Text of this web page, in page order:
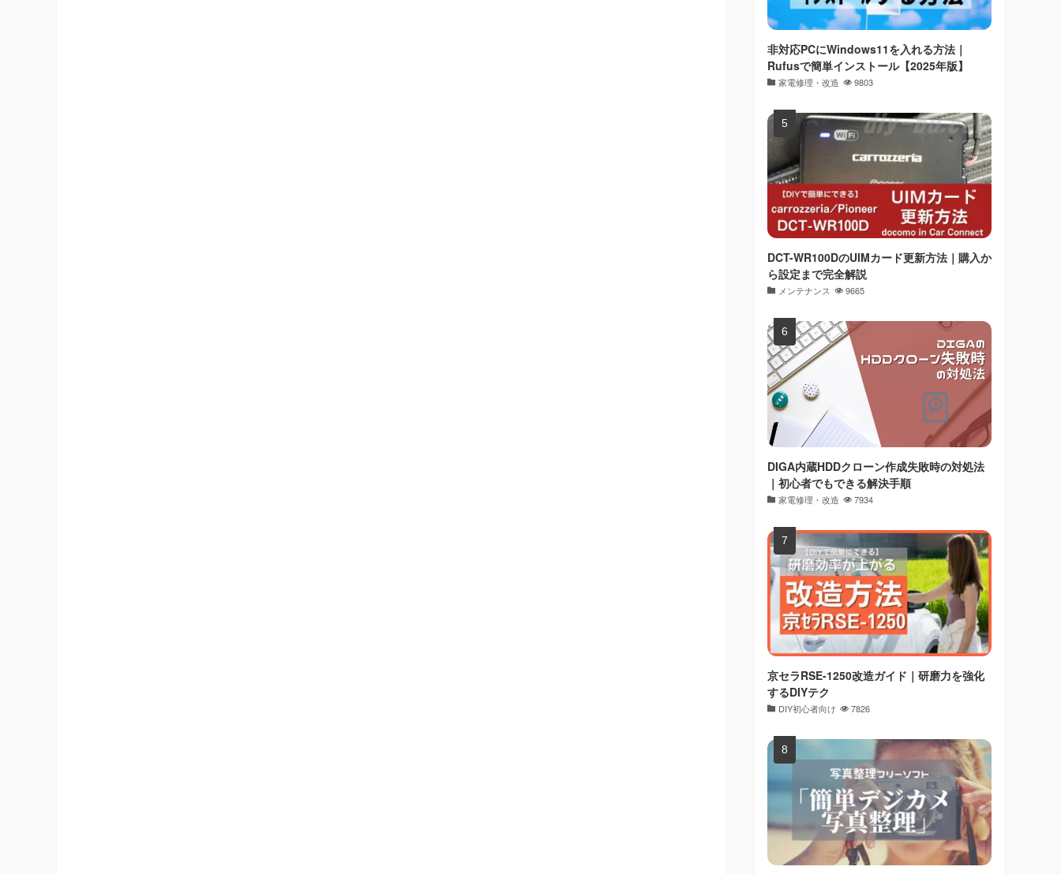
非対応PCにWindows11を入れる方法｜
Rufusで簡単インストール【2025年版】
家電修理・改造 9803
DCT-WR100DのUIMカード更新方法｜購入か
ら設定まで完全解説
メンテナンス 9665
DIGA内蔵HDDクローン作成失敗時の対処法
｜初心者でもできる解決手順
家電修理・改造 7934
京セラRSE-1250改造ガイド｜研磨力を強化
するDIYテク
DIY初心者向け 7826